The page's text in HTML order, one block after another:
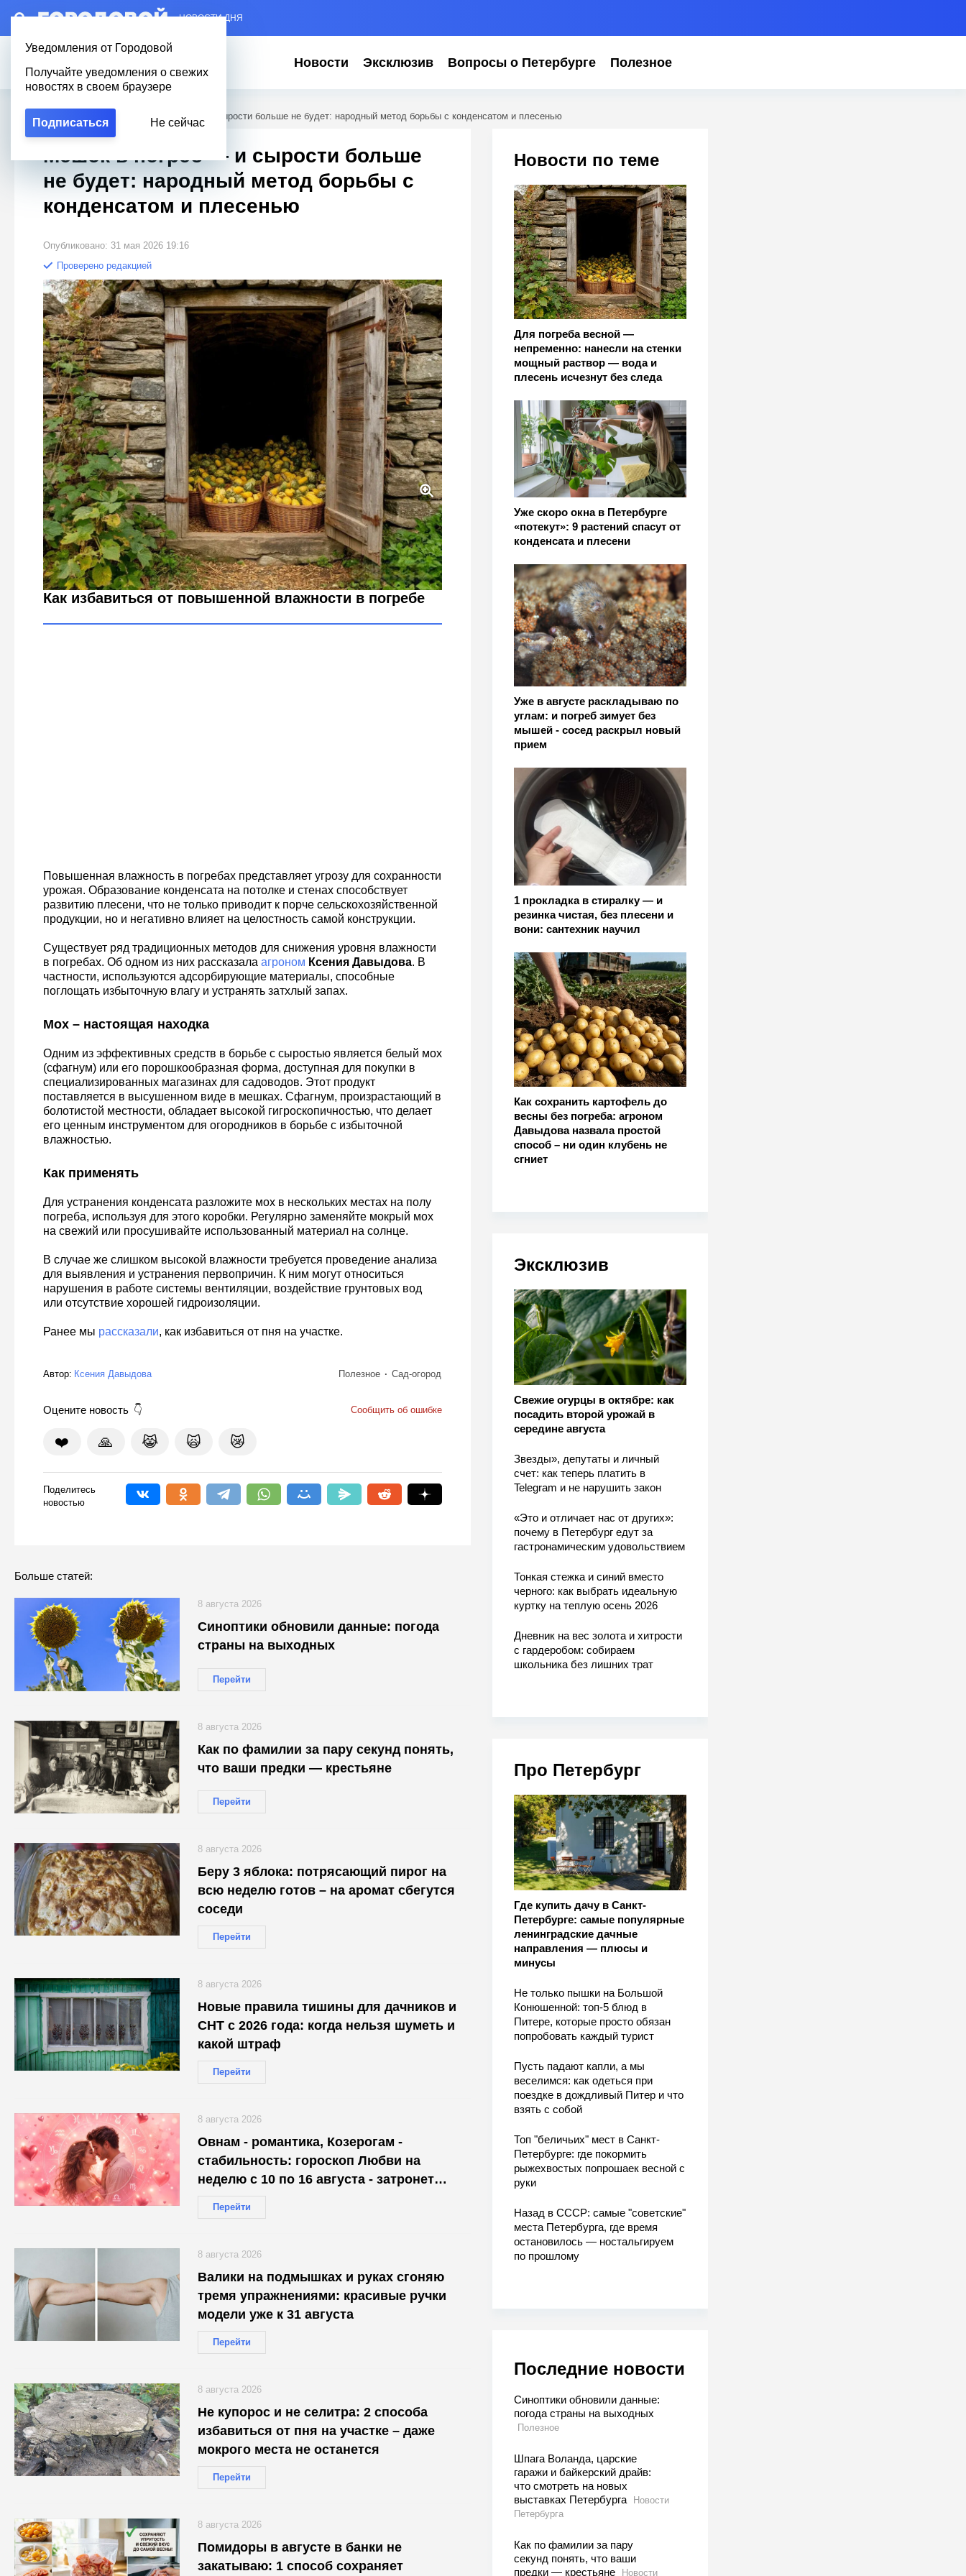
– НОВОСТИ ДНЯ
Уведомления от Городовой
Получайте уведомления о свежих
новостях в своем браузере
Подписаться Не сейчас
Новости Эксклюзив Вопросы о Петербурге Полезное
Городовой Мешок в погреб — и сырости больше не будет: народный метод борьбы с конденсатом и плесенью
Новости по теме
Для погреба весной —
непременно: нанесли на стенки
мощный раствор — вода и
плесень исчезнут без следа
Уже скоро окна в Петербурге
«потекут»: 9 растений спасут от
конденсата и плесени
Уже в августе раскладываю по
углам: и погреб зимует без
мышей - сосед раскрыл новый
прием
1 прокладка в стиралку — и
резинка чистая, без плесени и
вони: сантехник научил
Как сохранить картофель до
весны без погреба: агроном
Давыдова назвала простой
способ – ни один клубень не
сгниет
Эксклюзив
Свежие огурцы в октябре: как
посадить второй урожай в
середине августа
Звезды», депутаты и личный
счет: как теперь платить в
Telegram и не нарушить закон
«Это и отличает нас от других»:
почему в Петербург едут за
гастронамическим удовольствием
Тонкая стежка и синий вместо
черного: как выбрать идеальную
куртку на теплую осень 2026
Дневник на вес золота и хитрости
с гардеробом: собираем
школьника без лишних трат
Про Петербург
Где купить дачу в Санкт-
Петербурге: самые популярные
ленинградские дачные
направления — плюсы и
минусы
Не только пышки на Большой
Конюшенной: топ-5 блюд в
Питере, которые просто обязан
попробовать каждый турист
Пусть падают капли, а мы
веселимся: как одеться при
поездке в дождливый Питер и что
взять с собой
Топ "беличьих" мест в Санкт-
Петербурге: где покормить
рыжехвостых попрошаек весной с
руки
Назад в СССР: самые "советские"
места Петербурга, где время
остановилось — ностальгируем
по прошлому
Последние новости
Синоптики обновили данные:
погода страны на выходных
Полезное
Шпага Воланда, царские
гаражи и байкерский драйв:
что смотреть на новых
выставках Петербурга
Новости
Петербурга
Как по фамилии за пару
секунд понять, что ваши
предки — крестьяне
Новости
Мешок в погреб — и сырости больше
не будет: народный метод борьбы с
конденсатом и плесенью
Опубликовано: 31 мая 2026 19:16
Проверено редакцией
Мешок в погреб — и сырости больше не будет: народный метод борьбы с
конденсатом и плесенью
Городовой ру
Как избавиться от повышенной влажности в погребе
Повышенная влажность в погребах представляет угрозу для сохранности
урожая. Образование конденсата на потолке и стенах способствует
развитию плесени, что не только приводит к порче сельскохозяйственной
продукции, но и негативно влияет на целостность самой конструкции.
Существует ряд традиционных методов для снижения уровня влажности
в погребах. Об одном из них рассказала агроном Ксения Давыдова. В
частности, используются адсорбирующие материалы, способные
поглощать избыточную влагу и устранять затхлый запах.
Мох – настоящая находка
Одним из эффективных средств в борьбе с сыростью является белый мох
(сфагнум) или его порошкообразная форма, доступная для покупки в
специализированных магазинах для садоводов. Этот продукт
поставляется в высушенном виде в мешках. Сфагнум, произрастающий в
болотистой местности, обладает высокой гигроскопичностью, что делает
его ценным инструментом для огородников в борьбе с избыточной
влажностью.
Как применять
Для устранения конденсата разложите мох в нескольких местах на полу
погреба, используя для этого коробки. Регулярно заменяйте мокрый мох
на свежий или просушивайте использованный материал на солнце.
В случае же слишком высокой влажности требуется проведение анализа
для выявления и устранения первопричин. К ним могут относиться
нарушения в работе системы вентиляции, воздействие грунтовых вод
или отсутствие хорошей гидроизоляции.
Ранее мы рассказали, как избавиться от пня на участке.
Автор: Ксения Давыдова Полезное Сад-огород
Оцените новость Сообщить об ошибке
❤️ 🙏 😹 🙀 😿
Поделитесь
новостью
Больше статей:
Синоптики обновили данные: погода
страны на выходных
Перейти
8 августа 2026
Как по фамилии за пару секунд понять,
что ваши предки — крестьяне
Перейти
8 августа 2026
Беру 3 яблока: потрясающий пирог на
всю неделю готов – на аромат сбегутся
соседи
Перейти
8 августа 2026
Новые правила тишины для дачников и
СНТ с 2026 года: когда нельзя шуметь и
какой штраф
Перейти
8 августа 2026
Овнам - романтика, Козерогам -
стабильность: гороскоп Любви на
неделю с 10 по 16 августа - затронет
Перейти
8 августа 2026
Валики на подмышках и руках сгоняю
тремя упражнениями: красивые ручки
модели уже к 31 августа
Перейти
8 августа 2026
Не купорос и не селитра: 2 способа
избавиться от пня на участке – даже
мокрого места не останется
Перейти
8 августа 2026
Помидоры в августе в банки не
закатываю: 1 способ сохраняет
8 августа 2026